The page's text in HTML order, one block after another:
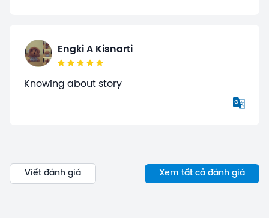
Engki A Kisnarti
Knowing about story
Viết đánh giá Xem tất cả đánh giá